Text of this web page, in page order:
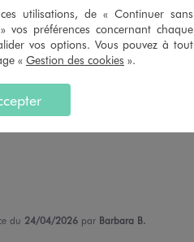
aimé la couleur originale.
du 24/04/2026 par Barbara B.
utilisations, de « Continuer sans
» vos préférences concernant chaque
vos options. Vous pouvez à tout
« Gestion des cookies ».